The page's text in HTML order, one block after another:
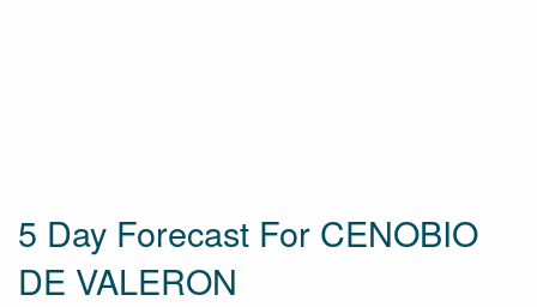
5 Day Forecast For CENOBIO
DE VALERON